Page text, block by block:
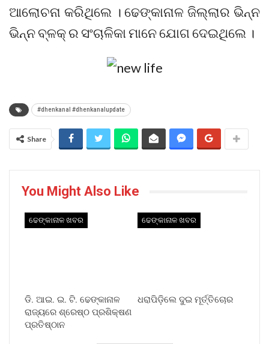
ଆଲୋଚନା କରିଥିଲେ । ଢେଙ୍କାନାଳ ଜିଲ୍ଲାର ଭିନ୍ନ
ଭିନ୍ନ ବ୍ଳକ୍ ର ସଂଚାଳିକା ମାନେ ଯୋଗ ଦେଇଥିଲେ ।
#dhenkanal #dhenkanalupdate
Share
You Might Also Like
ଢେଙ୍କାନାଳ ଖବର
ଡି. ଆଇ. ଇ. ଟି. ଢେଙ୍କାନାଳ
ରାଜ୍ୟରେ ଶ୍ରେଷ୍ଠ ପ୍ରଶିକ୍ଷଣ
ପ୍ରତିଷ୍ଠାନ
ଢେଙ୍କାନାଳ ଖବର
ଧରାପିଡ଼ିଲେ ଦୁଇ ମୂର୍ତ୍ତିଚୋର